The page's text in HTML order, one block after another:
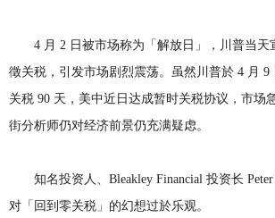
4 月 2 日被市场称为「解放日」，川普当天
徵关税，引发市场剧烈震荡。虽然川普於 4 月 9
关税 90 天，美中近日达成暂时关税协议，市场
街分析师仍对经济前景仍充满疑虑。
知名投资人、Bleakley Financial 投资长 Peter
对「回到零关税」的幻想过於乐观。